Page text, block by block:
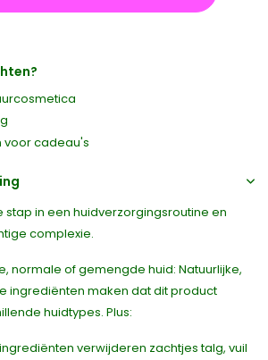
voor cadeau's
stap in een huidverzorgingsroutine en
complexie.
normale of gemengde huid: Natuurlijke,
ingrediënten maken dat dit product
huidtypes. Plus:
verwijderen zachtjes talg, vuil